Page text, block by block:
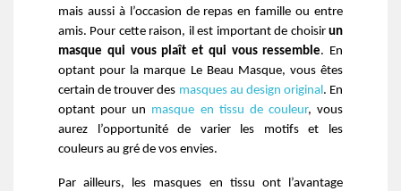
mais aussi à l’occasion de repas en famille ou entre
amis. Pour cette raison, il est important de choisir un
masque qui vous plaît et qui vous ressemble. En
optant pour la marque Le Beau Masque, vous êtes
certain de trouver des masques au design original . En
optant pour un masque en tissu de couleur, vous
aurez l’opportunité de varier les motifs et les
couleurs au gré de vos envies.
Par ailleurs, les masques en tissu ont l’avantage